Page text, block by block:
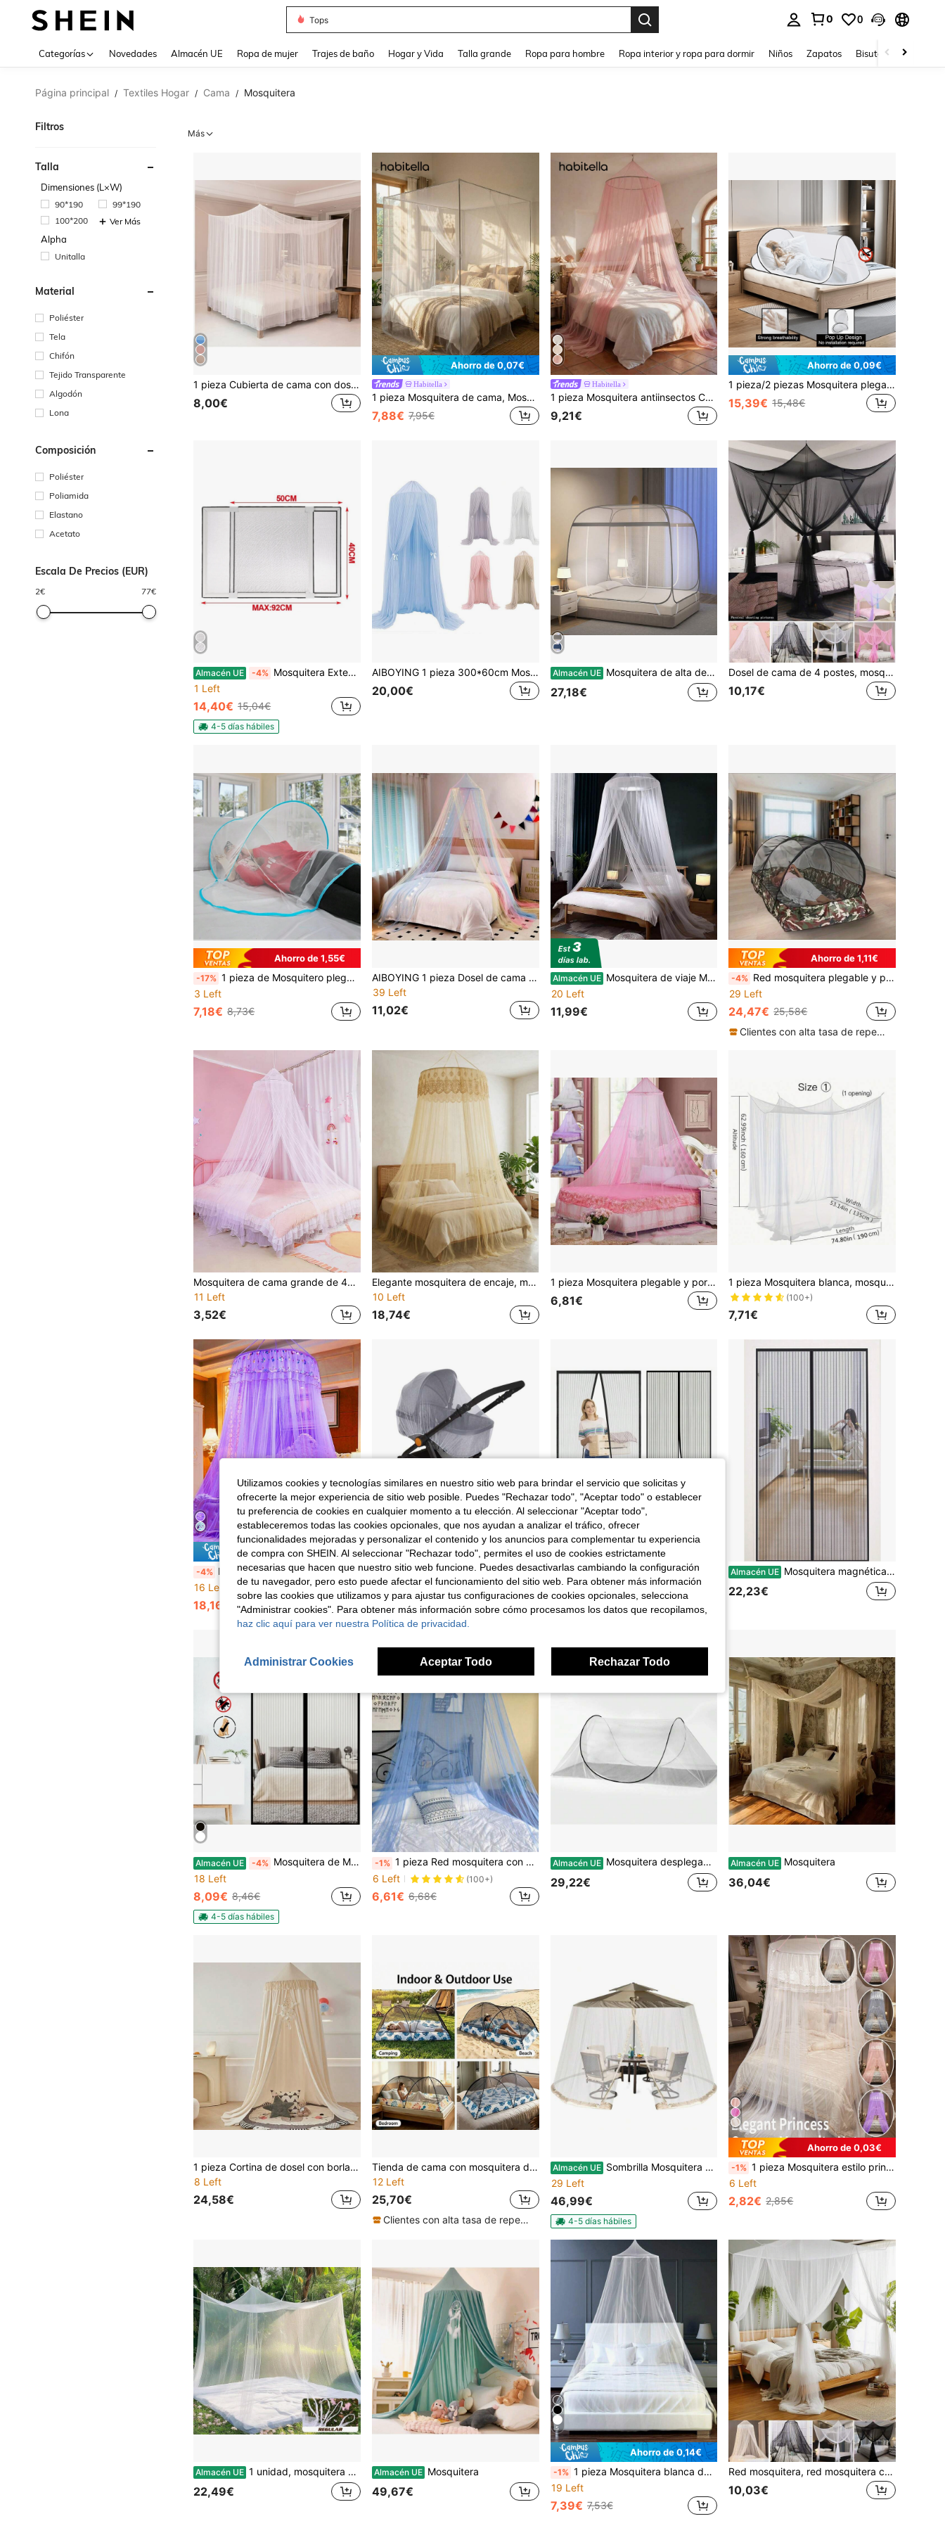
Tops
0 0
Categorías Novedades Almacén UE Ropa de mujer Trajes de baño Hogar y Vida Talla grande Ropa para hombre Ropa interior y ropa para dormir Niños Zapatos Bisutería Y
Página principal / Textiles Hogar / Cama / Mosquitera
Filtros
Talla
Dimensiones (L×W)
90*190
99*190
100*200
Ver Más
Alpha
Unitalla
Material
Poliéster
Tela
Chifón
Tejido Transparente
Algodón
Lona
Composición
Poliéster
Poliamida
Elastano
Acetato
Escala De Precios (EUR)
2€ 77€
Más
1 pieza Cubierta de cama con dosel de malla de poliéster, mosquitero portátil de verano, adecuado para patio, porche, camping y decoración de dormitorio, diseño ligero y transpirable, mosquitero fácil de instalar, accesorio de ropa de cama de verano
8,00€
Ahorro de 0,07€
Habitella
1 pieza Mosquitera de cama, Mosquitera de cama a prueba de insectos, Cortina colgante de encaje elegante, Disponible en sala familiar y dormitorio, Fácil de instalar
7,88€ 7,95€
Habitella
1 pieza Mosquitera antiinsectos Cortina colgante de encaje elegante para habitación familiar Adecuado para color rosa, Tamaño de la mosquitera 60cm * 1020cm * 240cm
9,21€
Ahorro de 0,09€
1 pieza/2 piezas Mosquitera plegable y emergente, adecuada para cama, camping, viaje y jardín - Ligera y fácil de instalar, malla blanca, lavar a mano, mosquitera de viaje | Diseño de malla transparente | Mosquitera portátil
15,39€ 15,48€
Almacén UE -4% Mosquitera Extensible de Aluminio para Ventana. Mosquitera Fija Anti Insectos para Verano. Mosquitera Ligera Fácil Instalación sin Taladros.
1 Left
14,40€ 15,04€
4-5 días hábiles
AIBOYING 1 pieza 300*60cm Mosquitera para dormitorio, Mosquitera de cúpula anti-mosquitos para las cuatro estaciones, Mosquitera para habitación, Cortina de cama estilo Palacio de Verano, Sin instalación requerida, Esencial del hogar Cubierta anti-mosquitos, Decoración de cama para dormitorio principal y secundario, Accesorio de ropa de cama para el hogar
20,00€
Almacén UE Mosquitera de alta densidad de doble puerta, conveniente
27,18€
Dosel de cama de 4 postes, mosquitero de 4 puertas, cubierta de cama con mosquitero, mosquitero colgante de techo, mosquitero de cúpula redonda de una sola puerta, cortina de malla estilo palacio para dormitorio del hogar, cubierta de cama de malla, dosel de cama de princesa con mosquitero
10,17€
Ahorro de 1,55€
-17% 1 pieza de Mosquitero plegable y portátil, fácil de instalar, adecuado para viajes y negocios, con cubierta para la cabeza, tamaño mini para la protección de la cara y la cabeza, nuevo estilo
3 Left
7,18€ 8,73€
AIBOYING 1 pieza Dosel de cama arcoíris, Carpa de cuento de hadas colorida y princesa, Rincón de lectura con cúpula rosa, Decoración de fiesta con tema de unicornio, Corazón de San Valentín
39 Left
11,02€
Almacén UE Mosquitera de viaje Mosquitero de cama Artens color blanco 60x235x1000cm para Decorar Habitaciones 2 personas
20 Left
11,99€
Ahorro de 1,11€
-4% Red mosquitera plegable y portátil con camuflaje para exteriores, sin necesidad de instalación, adecuada para entrenamiento militar y uso individual
29 Left
24,47€ 25,58€
Clientes con alta tasa de repetición
Mosquitera de cama grande de 413*98 pulgadas, mosquitera redonda colgante a prueba de moscas e insectos, adecuada para cortinas de cama, camping, uso doméstico, decoración de habitaciones
11 Left
3,52€
Elegante mosquitera de encaje, mosquitera colgante transpirable anti-mosquitos, diseño suspendido redondo, cortina transparente, equilibrio entre el sueño y la decoración, mosquitera transparente, delicado ribete de encaje, iluminación diurna y protección contra mosquitos por la noche, cortina de cama redonda de fácil instalación, mosquitera transparente y ligera, decoración romántica para dormitorio/dormitorio, ambiente onírico en el dormitorio
10 Left
18,74€
1 pieza Mosquitera plegable y portátil, Dosel redondo, Estilo princesa, Adecuado para cama
6,81€
1 pieza Mosquitera blanca, mosquitera vintage simple para el hogar con cuerda de amarre, sin instalación requerida, mosquitera densa y holgada anti-mosquitos, adecuada para dormitorios, dormitorios de estudiantes, uso en exteriores
(100+)
7,71€
Ahorro de 0,88€
-4% Dosel de cama redondo en forma de cúpula con malla encriptada y techo elevado colgante desde la parte superior del diseño del dosel. Adecuado para todas las tallas de camas. Tipo de pie multicolor para prevenir mosquitos y otros insectos nocivos. Universal para todas las estaciones.
16 Left
18,16€ 19,04€
Ahorro de
0,30€
Almacén UE -5% Mosquitera Bebé Universal para Carrito Cochecito y Capazo - Mosquitero para Carros - Malla Antimosquitos en Sillas de Paseo - Previene Picaduras y Enfermedades -Blanca
4,82€ 5,12€
NEW Mosquitera magnética de 100x210 cm con cierre magnético y imanes, resistente, para puertas correderas de patio, balcón y otras áreas. Fácil instalación con y pasadores. Color negro.
9,08€
Almacén UE Mosquitera magnética para puerta, 120x240cm, resistente y transpirable, cortina antimosquitos, color negro.
22,23€
Almacén UE -4% Mosquitera de Malla con Cierre Magnético Completo - Fácil Instalación sin Taladros para Puerta 90x210 cm, 120x220 cm,140x240 cm, 140x280 cm
18 Left
8,09€ 8,46€
4-5 días hábiles
-1% 1 pieza Red mosquitera con cúpula encriptada para cama de 1,5 m a 1,8 m, para colgar del techo o de pie, dosel de guardería, estilo elegante de princesa, color aleatorio
6 Left
(100+)
6,61€ 6,68€
Almacén UE Mosquitera desplegable sin instalación, cama plegable, mosquitera ultraligera de apertura rápida, diseño de borde negro, tienda de campaña portátil, cama con mosquitera para el hogar, malla criptográfica de alta densidad antimosquitos en todo el perímetro, universal para interiores y exteriores, diseño portátil sin instalación, mosquitera portátil para acampar/viajes/dormitorio.
29,22€
Almacén UE Mosquitera
36,04€
1 pieza Cortina de dosel con borlas y volantes, estilo princesa para dormitorio del hogar, cortina opaca a prueba de polvo y mosquitos
8 Left
24,58€
Tienda de cama con mosquitera desplegable - Tienda de cama de montaje instantáneo, tienda de malla plegable de gran espacio, con cierre inferior, para interior, camping, viaje, fácil instalación, red contra insectos
12 Left
25,70€
Clientes con alta tasa de repetición
Almacén UE Sombrilla Mosquitera Patio Sombrilla Red con 2 Puertas Doble Cremallera Mosquitera Ajustable para 8-10 Sombrillas Sombrilla Cubierta Red Beige
29 Left
46,99€
4-5 días hábiles
Ahorro de 0,03€
-1% 1 pieza Mosquitera estilo princesa (100*280*1200cm) con ganchos, soñadora y elegante, minimalista y de moda, esencial para el verano contra mosquitos, decoración del hogar, adecuada para cama individual/doble/king, dormitorio, alquiler, camping, se ajusta a camas de 0.9m-1.8m
6 Left
2,82€ 2,85€
Almacén UE 1 unidad, mosquitera de 200x220x200 cm, duradera y transpirable, mosquitera de malla fina, transparente, redonda, versátil, red protectora, para el hogar y para acampar al aire libre.
22,49€
Almacén UE Mosquitera
49,67€
5
Ahorro de 0,14€
-1% 1 pieza Mosquitera blanca de 4 puertas para el hogar, red anti-mosquitos de verano, ropa de cama para cama doble
19 Left
7,39€ 7,53€
Red mosquitera, red mosquitera colgante del techo, red mosquitera de 4 puertas, red antimosquitos de estilo colgante, cortina de red para el suelo del palacio del dormitorio, adecuada para la mayoría de las camas de hasta 1,5 m, decoración de dormitorio y exterior, decoración de cama para niños/bebés/adultos, sin tira de luz
10,03€
Utilizamos cookies y tecnologías similares en nuestro sitio web para brindar el servicio que solicitas y
ofrecerte la mejor experiencia de sitio web posible. Puedes "Rechazar todo", "Aceptar todo" o establecer
tu preferencia de cookies en cualquier momento a tu elección. Al seleccionar "Aceptar todo",
estableceremos todas las cookies opcionales, que nos ayudan a analizar el tráfico, ofrecer
funcionalidades mejoradas y personalizar el contenido y los anuncios para complementar tu experiencia
de compra con SHEIN. Al seleccionar "Rechazar todo", permites el uso de cookies estrictamente
necesarias que hacen que nuestro sitio web funcione. Puedes desactivarlas cambiando la configuración
de tu navegador, pero esto puede afectar el funcionamiento del sitio web. Para obtener más información
sobre las cookies que utilizamos y para ajustar tus configuraciones de cookies opcionales, selecciona
"Administrar cookies". Para obtener más información sobre cómo procesamos los datos que recopilamos,
haz clic aquí para ver nuestra Política de privacidad.
Administrar Cookies Aceptar Todo Rechazar Todo